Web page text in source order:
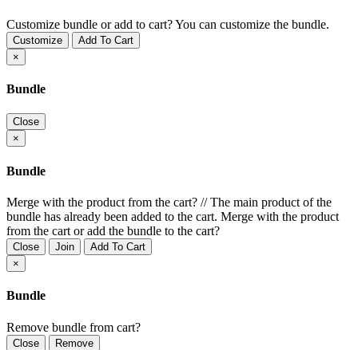
Customize bundle or add to cart?You can customize the bundle.
Customize
Add To Cart
×
Bundle
Close
×
Bundle
Merge with the product from the cart? //The main product of the
bundle has already been added to the cart. Merge with the product
from the cart or add the bundle to the cart?
Close Join
Add To Cart
×
Bundle
Remove bundle from cart?
Close Remove